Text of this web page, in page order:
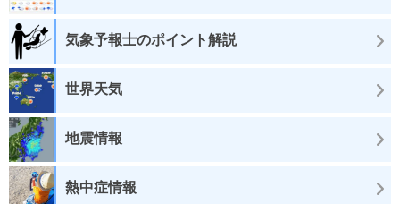
気象予報士のポイント解説
世界天気
地震情報
熱中症情報